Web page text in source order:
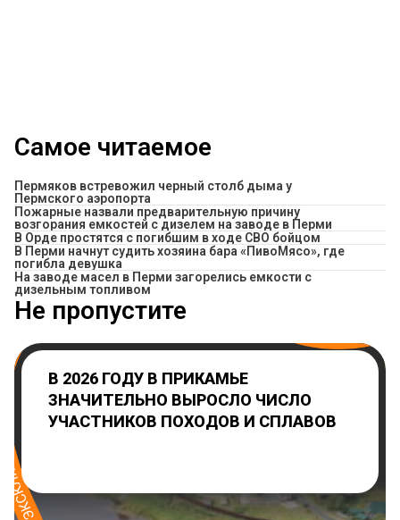
Самое читаемое
Пермяков встревожил черный столб дыма у
Пермского аэропорта
Пожарные назвали предварительную причину
возгорания емкостей с дизелем на заводе в Перми
В Орде простятся с погибшим в ходе СВО бойцом
​В Перми начнут судить хозяина бара «ПивоМясо», где
погибла девушка
На заводе масел в Перми загорелись емкости с
дизельным топливом
Не пропустите
В 2026 ГОДУ В ПРИКАМЬЕ
ЗНАЧИТЕЛЬНО ВЫРОСЛО ЧИСЛО
УЧАСТНИКОВ ПОХОДОВ И СПЛАВОВ